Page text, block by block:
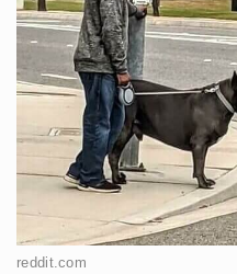
reddit.com